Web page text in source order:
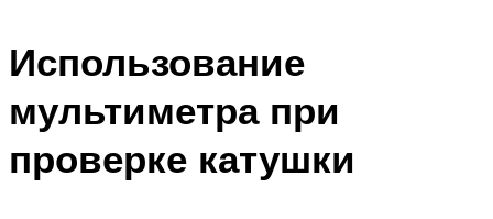
Использование
мультиметра при
проверке катушки